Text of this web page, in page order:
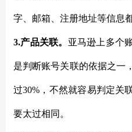
字、邮箱、注册地址等信息
3.产品关联。 亚马逊上多个
是判断账号关联的依据之一
过30%，不然就容易判定关
要太过相同。